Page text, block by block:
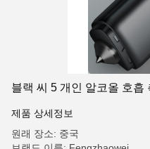
블랙 씨 5 개인 알코올 호흡
제품 상세정보
원래 장소: 중국